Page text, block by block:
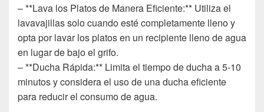
– **Lava los Platos de Manera Eficiente:** Utiliza el
lavavajillas solo cuando esté completamente lleno y
opta por lavar los platos en un recipiente lleno de agua
en lugar de bajo el grifo.
– **Ducha Rápida:** Limita el tiempo de ducha a 5-10
minutos y considera el uso de una ducha eficiente
para reducir el consumo de agua.